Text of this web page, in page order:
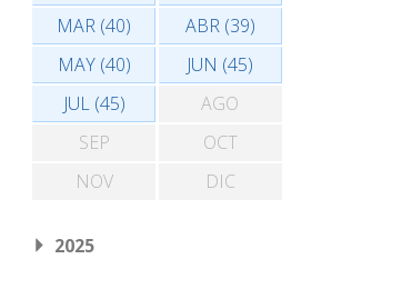
MAR (40)
ABR (39)
MAY (40)
JUN (45)
JUL (45)
AGO
SEP
OCT
NOV
DIC
2025